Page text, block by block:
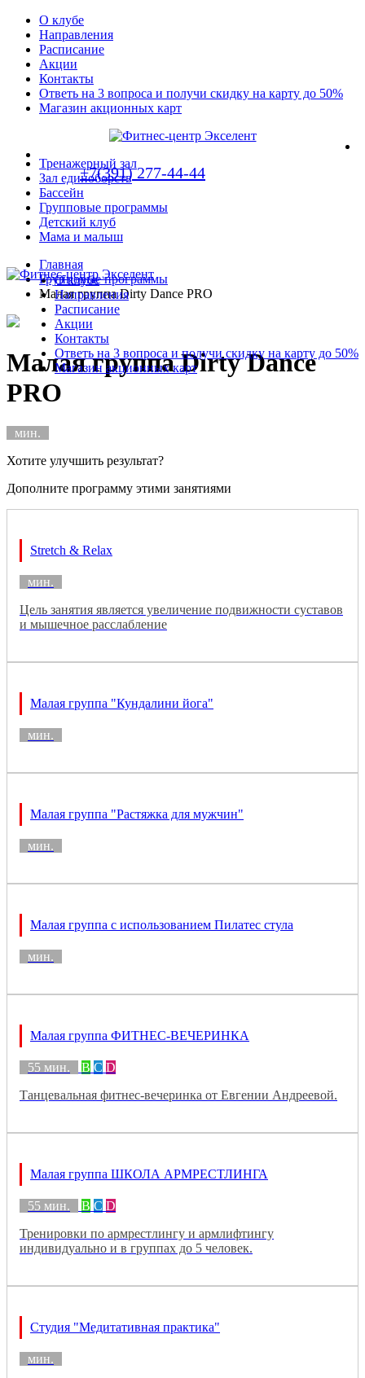
О клубе
Направления
Расписание
Акции
Контакты
Ответь на 3 вопроса и получи скидку на карту до 50%
Магазин акционных карт
+7(391) 277-44-44
Тренажерный зал
Зал единоборств
Бассейн
Групповые программы
Детский клуб
Мама и малыш
О клубе
Направления
Расписание
Акции
Контакты
Ответь на 3 вопроса и получи скидку на карту до 50%
Магазин акционных карт
Главная
Групповые программы
Малая группа Dirty Dance PRO
Малая группа Dirty Dance
PRO
мин.
Хотите улучшить результат?
Дополните программу этими занятиями
Stretch & Relax
мин.
Цель занятия является увеличение подвижности суставов
и мышечное расслабление
Малая группа "Кундалини йога"
мин.
Малая группа "Растяжка для мужчин"
мин.
Малая группа с использованием Пилатес стула
мин.
Малая группа ФИТНЕС-ВЕЧЕРИНКА
55 мин. B C D
Танцевальная фитнес-вечеринка от Евгении Андреевой.
Малая группа ШКОЛА АРМРЕСТЛИНГА
55 мин. B C D
Тренировки по армрестлингу и армлифтингу
индивидуально и в группах до 5 человек.
Студия "Медитативная практика"
мин.